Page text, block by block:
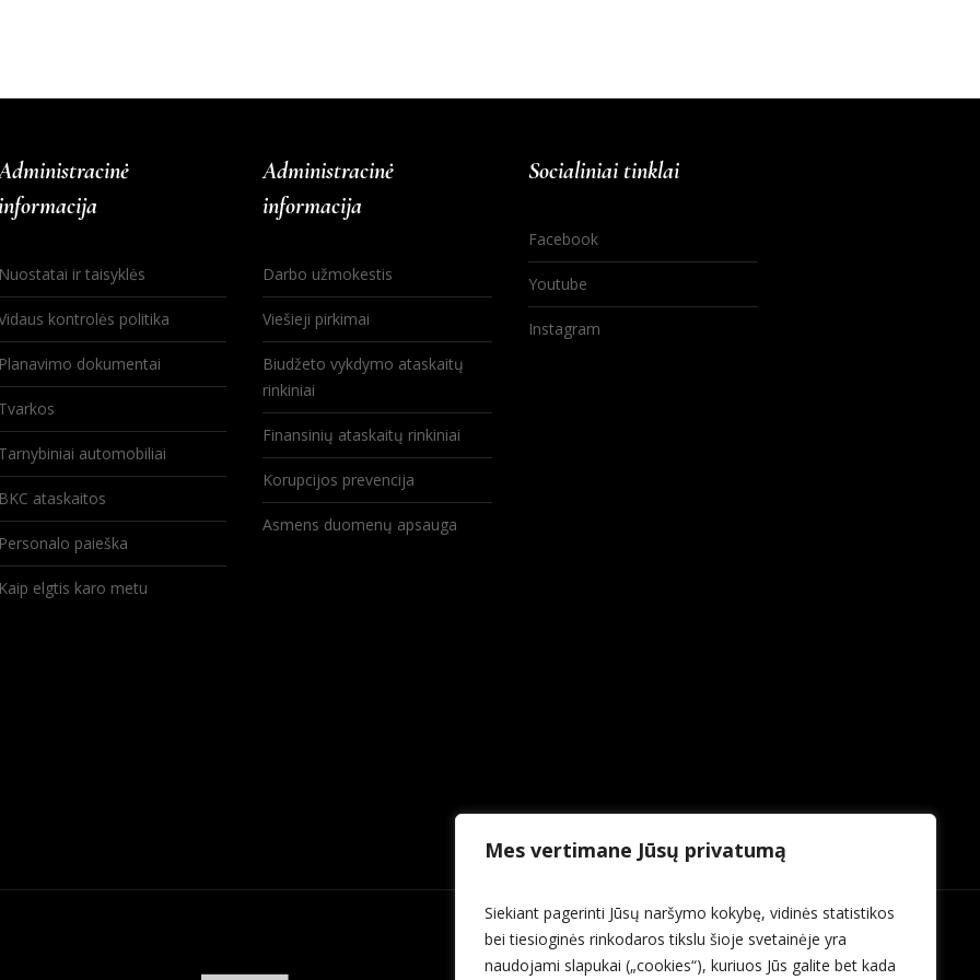
Mes vertimane Jūsų privatumą
Siekiant pagerinti Jūsų naršymo kokybę, vidinės statistikos
bei tiesioginės rinkodaros tikslu šioje svetainėje yra
naudojami slapukai („cookies“), kuriuos Jūs galite bet kada
Nuostatai ir taisyklės
kontrolės politika
Planavimo dokumentai
Tvarkos
Tarnybiniai automobiliai
BKC ataskaitos
Personalo paieška
Kaip elgtis karo metu
Administracinė
informacija
Darbo užmokestis
Viešieji pirkimai
Biudžeto vykdymo ataskaitų
rinkiniai
Finansinių ataskaitų rinkiniai
Korupcijos prevencija
Asmens duomenų apsauga
Socialiniai tinklai
Facebook
Youtube
Instagram